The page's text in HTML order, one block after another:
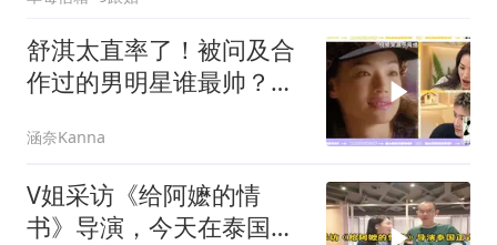
舒淇太直率了！被问及合
作过的男明星谁最帅？她
涵奈Kanna
V姐采访《给阿嬷的情
书》导演，今天在泰国正